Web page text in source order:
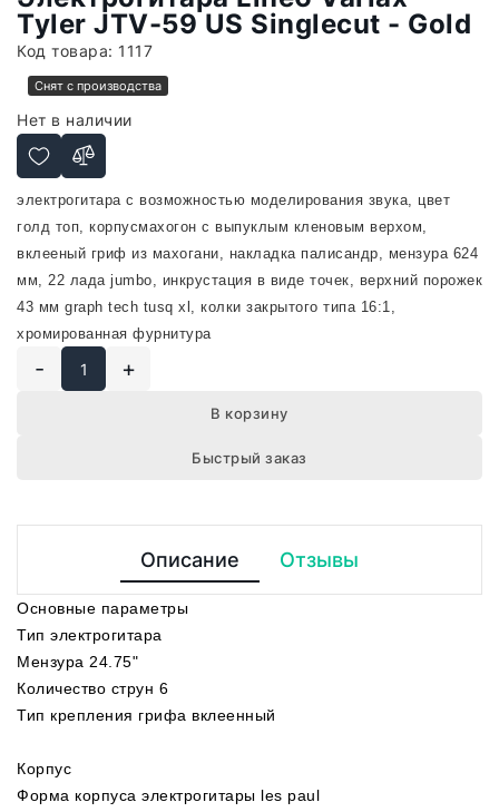
Tyler JTV-59 US Singlecut - Gold
Код товара: 1117
Снят с производства
Нет в наличии
электрогитара с возможностью моделирования звука, цвет
голд топ, корпусмахогон с выпуклым кленовым верхом,
вклееный гриф из махогани, накладка палисандр, мензура 624
мм, 22 лада jumbo, инкрустация в виде точек, верхний порожек
43 мм graph tech tusq xl, колки закрытого типа 16:1,
хромированная фурнитура
- +
В корзину
Быстрый заказ
Описание Отзывы
Основные параметры
Тип электрогитара
Мензура 24.75"
Количество струн 6
Тип крепления грифа вклеенный
Корпус
Форма корпуса электрогитары les paul